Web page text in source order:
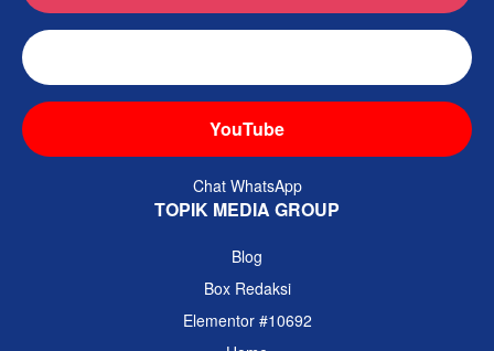
YouTube
Chat WhatsApp
TOPIK MEDIA GROUP
Blog
Box Redaksi
Elementor #10692